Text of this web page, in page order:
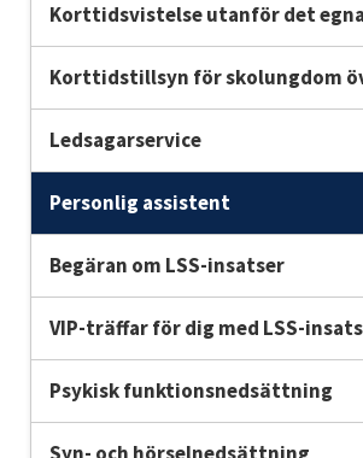
Korttidsvistelse utanför det
Korttidstillsyn för skolungdom
Ledsagarservice
Personlig assistent
Begäran om LSS-insatser
VIP-träffar för dig med LSS-insats
Psykisk funktionsnedsättning